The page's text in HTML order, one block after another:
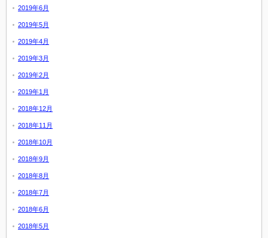
2019年6月
2019年5月
2019年4月
2019年3月
2019年2月
2019年1月
2018年12月
2018年11月
2018年10月
2018年9月
2018年8月
2018年7月
2018年6月
2018年5月